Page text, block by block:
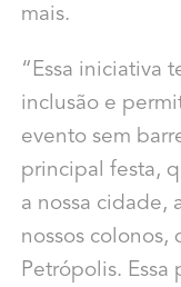
mais.
“Essa iniciativa
inclusão e
evento sem
principal festa,
a nossa cidade,
nossos colonos,
Petrópolis. Essa